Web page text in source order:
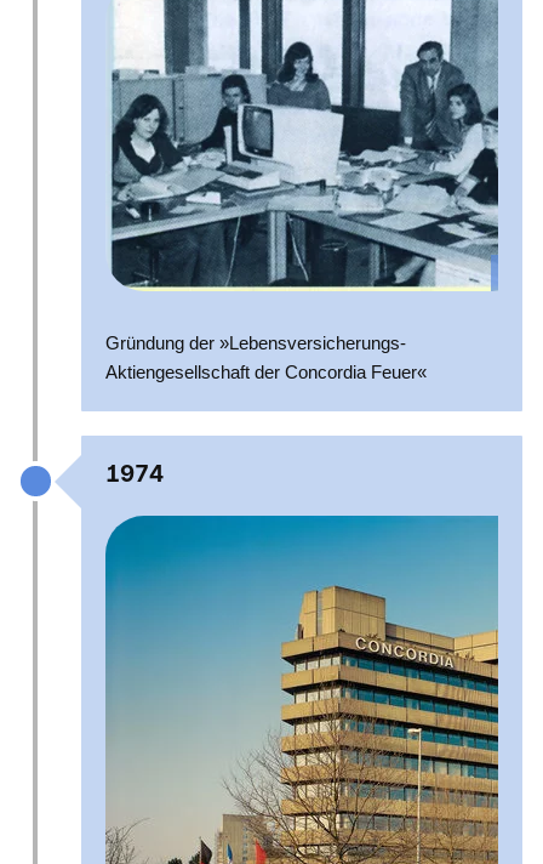
Gründung der »Lebensversicherungs-
Aktiengesellschaft der Concordia Feuer«
1974